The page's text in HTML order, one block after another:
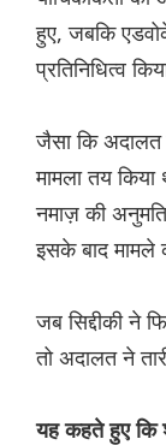
हुए, जबकि
प्रतिनिधित्व
जैसा कि
मामला तय किया
नमाज़ की
इसके बाद मामले
जब सिद्दीकी ने
तो अदालत ने
यह कहते हुए कि